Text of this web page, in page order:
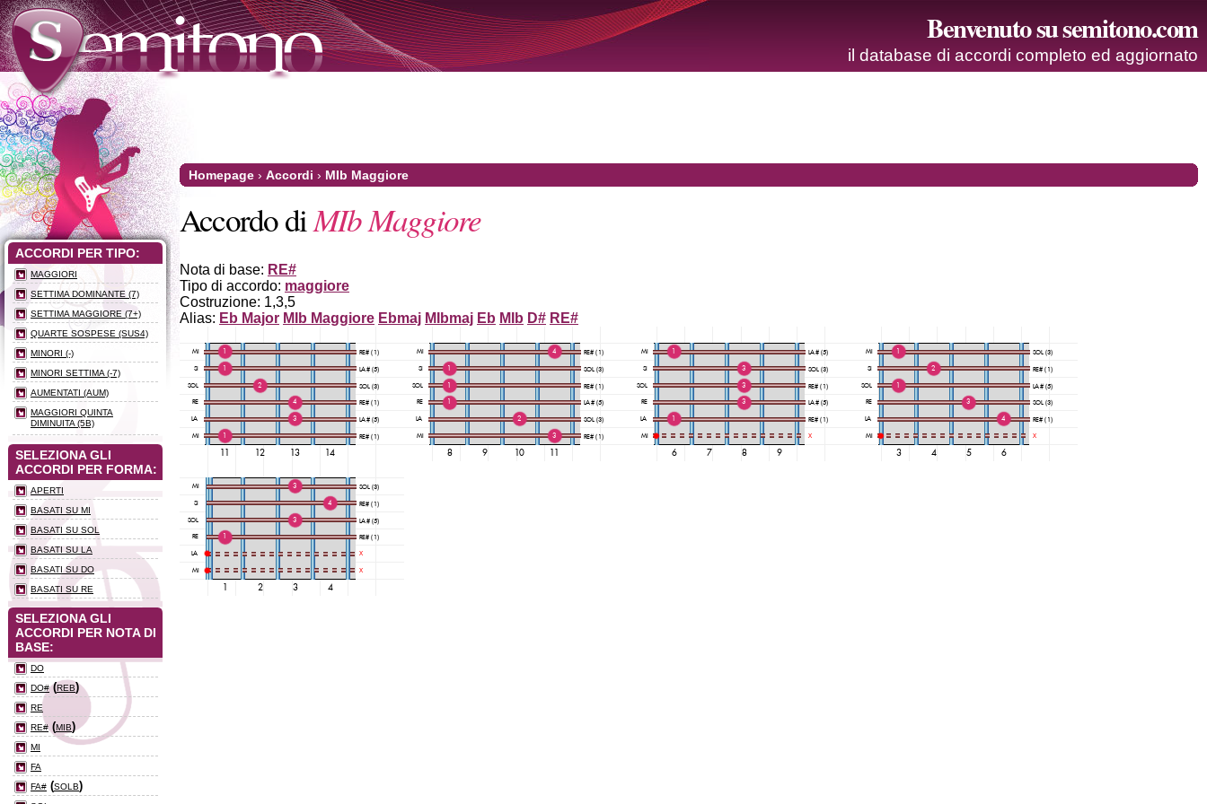
Homepage › Accordi › MIb Maggiore
Accordo diMIb Maggiore
Nota di base: RE#
Tipo di accordo: maggiore
Costruzione: 1,3,5
Alias: Eb Major MIb Maggiore Ebmaj MIbmaj Eb MIb D# RE#
Benvenuto su semitono.com
il database di accordi completo ed aggiornato
ACCORDI PER TIPO:
MAGGIORI
SETTIMA DOMINANTE (7)
SETTIMA MAGGIORE (7+)
QUARTE SOSPESE (SUS4)
MINORI (-)
MINORI SETTIMA (-7)
AUMENTATI (AUM)
MAGGIORI QUINTA
DIMINUITA (5B)
SELEZIONA GLI
ACCORDI PER FORMA:
APERTI
BASATI SU MI
BASATI SU SOL
BASATI SU LA
BASATI SU DO
BASATI SU RE
SELEZIONA GLI
ACCORDI PER NOTA DI
BASE:
DO
DO#(REB)
RE
RE# (MIB)
MI
FA
FA# (SOLB)